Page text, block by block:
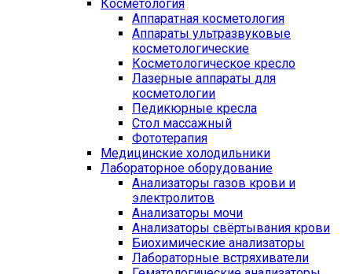
Косметология
Аппаратная косметология
Аппараты ультразвуковые
косметологические
Косметологическое кресло
Лазерные аппараты для
косметологии
Педикюрные кресла
Стол массажный
Фототерапия
Медицинские холодильники
Лабораторное оборудование
Анализаторы газов крови и
электролитов
Анализаторы мочи
Анализаторы свёртывания крови
Биохимические анализаторы
Лабораторные встряхиватели